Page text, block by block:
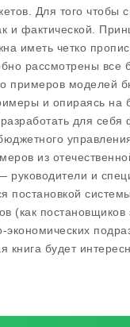
Для того чтобы
и фактической.
иметь четко
рассмотрены все
примеров моделей
и опираясь на
для
из
руководители и
постановкой
(как
книга будет